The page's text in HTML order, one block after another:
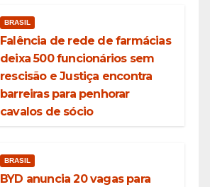
BRASIL
Falência de rede de farmácias
deixa 500 funcionários sem
rescisão e Justiça encontra
barreiras para penhorar
cavalos de sócio
BRASIL
BYD anuncia 20 vagas para